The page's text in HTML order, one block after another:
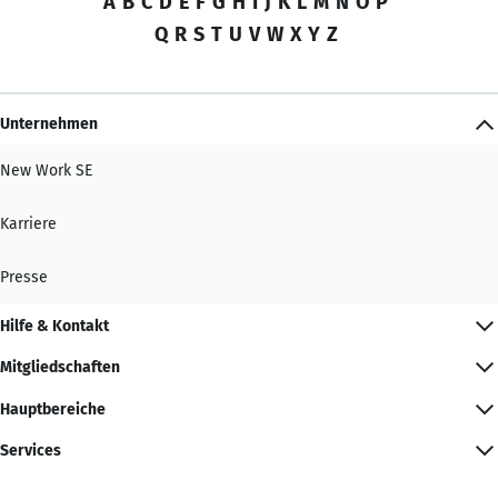
Q R S T U V W X Y Z
Unternehmen
New Work SE
Karriere
Presse
Hilfe & Kontakt
Mitgliedschaften
Hauptbereiche
Services